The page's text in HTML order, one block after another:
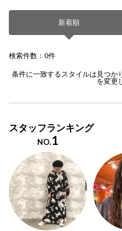
新着順
検索件数：0件
条件に一致するスタイルは見つか
を変更
スタッフランキング
NO.1